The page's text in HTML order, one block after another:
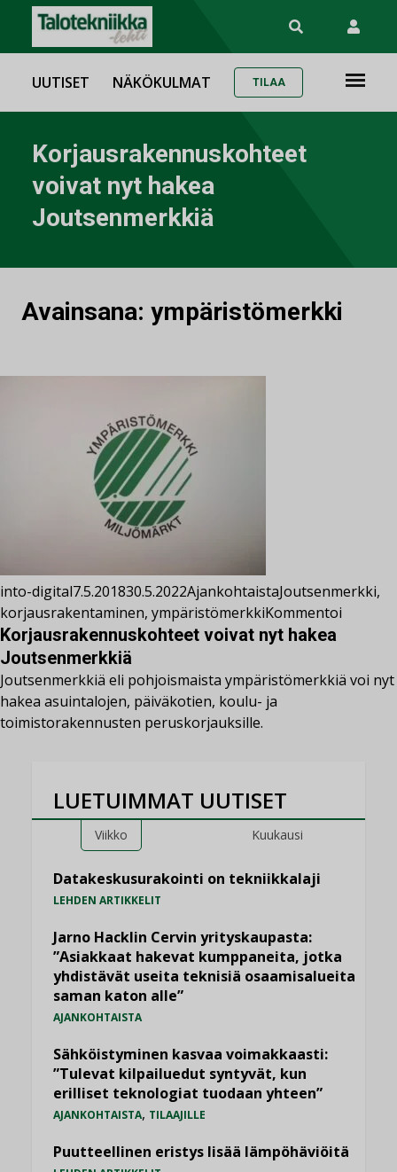
UUTISET NÄKÖKULMAT TILAA
Korjausrakennuskohteet
voivat nyt hakea
Joutsenmerkkiä
Avainsana: ympäristömerkki
into-digital7.5.201830.5.2022AjankohtaistaJoutsenmerkki,
korjausrakentaminen, ympäristömerkkiKommentoi
Korjausrakennuskohteet voivat nyt hakea
Joutsenmerkkiä
Joutsenmerkkiä eli pohjoismaista ympäristömerkkiä voi nyt
hakea asuintalojen, päiväkotien, koulu- ja
toimistorakennusten peruskorjauksille.
LUETUIMMAT UUTISET
Viikko Kuukausi
Datakeskusurakointi on tekniikkalaji
LEHDEN ARTIKKELIT
Jarno Hacklin Cervin yrityskaupasta:
”Asiakkaat hakevat kumppaneita, jotka
yhdistävät useita teknisiä osaamisalueita
saman katon alle”
AJANKOHTAISTA
Sähköistyminen kasvaa voimakkaasti:
”Tulevat kilpailuedut syntyvät, kun
erilliset teknologiat tuodaan yhteen”
AJANKOHTAISTA, TILAAJILLE
Puutteellinen eristys lisää lämpöhäviöitä